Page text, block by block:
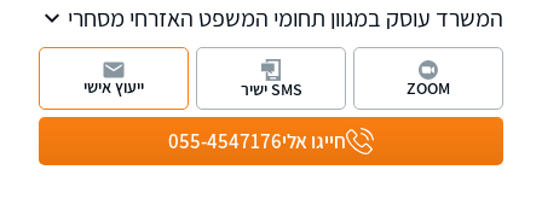
המשרד עוסק במגוון תחומי המשפט האזרחי מסחרי
לרבות מקרקעין נדל"ן, דיני משפחה, דיני מושבים
וקיבוצים ודיני בנקאות.
חייגו אלי055-4547176
ZOOM SMS ישיר ייעוץ אישי